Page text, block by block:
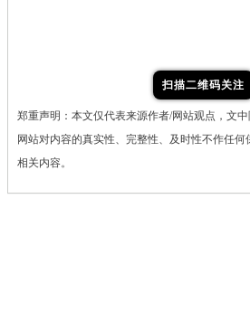
扫描二维码关注
郑重声明：本文仅代表来源作者/网站观点，文
网站对内容的真实性、完整性、及时性不作任
相关内容。